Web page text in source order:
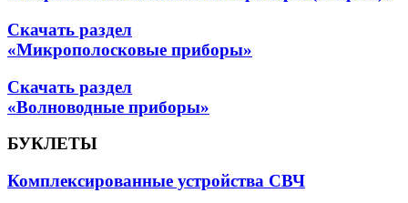
Скачать раздел
«Микрополосковые приборы»
Скачать раздел
«Волноводные приборы»
БУКЛЕТЫ
Комплексированные устройства СВЧ